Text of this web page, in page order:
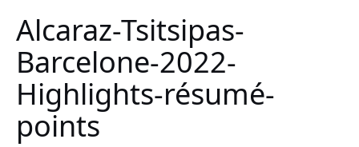
Alcaraz-Tsitsipas-
Barcelone-2022-
Highlights-résumé-
points